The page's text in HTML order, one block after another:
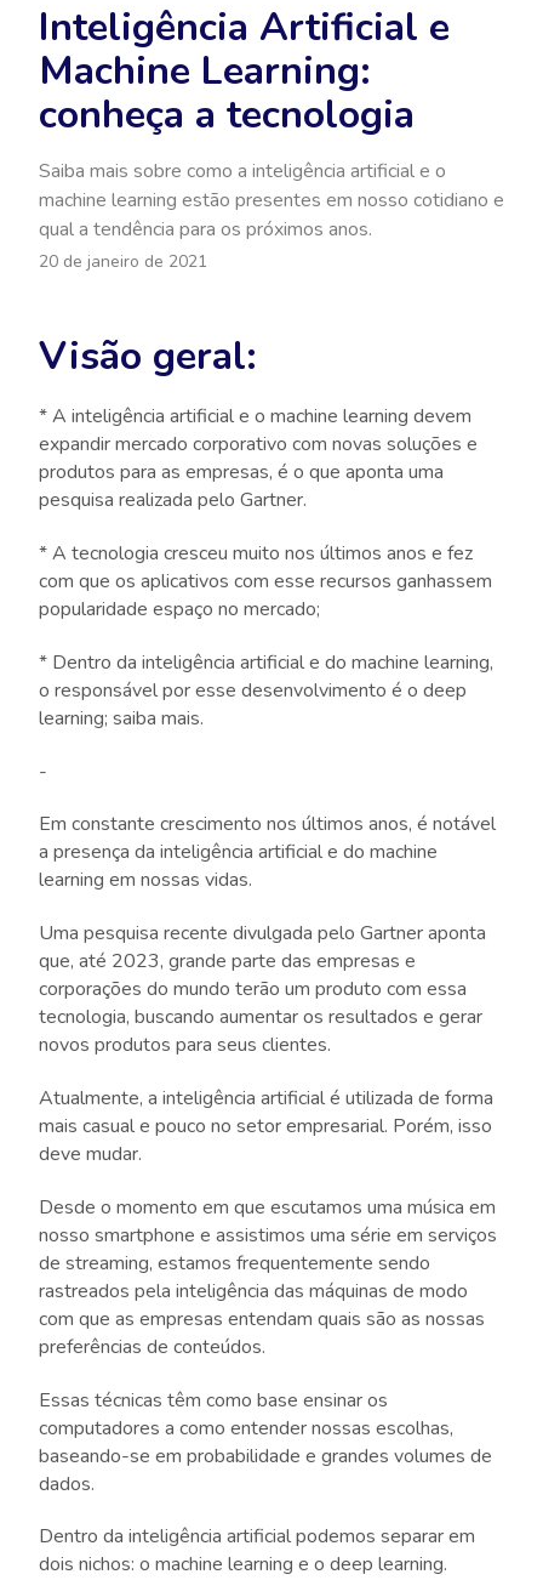
Inteligência Artificial e
Machine Learning:
conheça a tecnologia
Saiba mais sobre como a inteligência artificial e o
machine learning estão presentes em nosso cotidiano e
qual a tendência para os próximos anos.
20 de janeiro de 2021
Visão geral:
* A inteligência artificial e o machine learning devem
expandir mercado corporativo com novas soluções e
produtos para as empresas, é o que aponta uma
pesquisa realizada pelo Gartner.
* A tecnologia cresceu muito nos últimos anos e fez
com que os aplicativos com esse recursos ganhassem
popularidade espaço no mercado;
* Dentro da inteligência artificial e do machine learning,
o responsável por esse desenvolvimento é o deep
learning; saiba mais.
-
Em constante crescimento nos últimos anos, é notável
a presença da inteligência artificial e do machine
learning em nossas vidas.
Uma pesquisa recente divulgada pelo Gartner aponta
que, até 2023, grande parte das empresas e
corporações do mundo terão um produto com essa
tecnologia, buscando aumentar os resultados e gerar
novos produtos para seus clientes.
Atualmente, a inteligência artificial é utilizada de forma
mais casual e pouco no setor empresarial. Porém, isso
deve mudar.
Desde o momento em que escutamos uma música em
nosso smartphone e assistimos uma série em serviços
de streaming, estamos frequentemente sendo
rastreados pela inteligência das máquinas de modo
com que as empresas entendam quais são as nossas
preferências de conteúdos.
Essas técnicas têm como base ensinar os
computadores a como entender nossas escolhas,
baseando-se em probabilidade e grandes volumes de
dados.
Dentro da inteligência artificial podemos separar em
dois nichos: o machine learning e o deep learning.